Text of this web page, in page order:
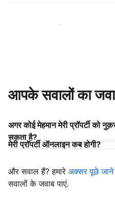
अपने जैसे मेज़बानों के साथ जुड़ें
आपके सवालों का
अगर कोई मेहमान मेरी प्रॉपर्टी को
सकता है?
मेरी प्रॉपर्टी ऑनलाइन कब होगी?
और सवाल हैं? हमारे अक्सर पूछे जाने
सवालों के जवाब पाएं.